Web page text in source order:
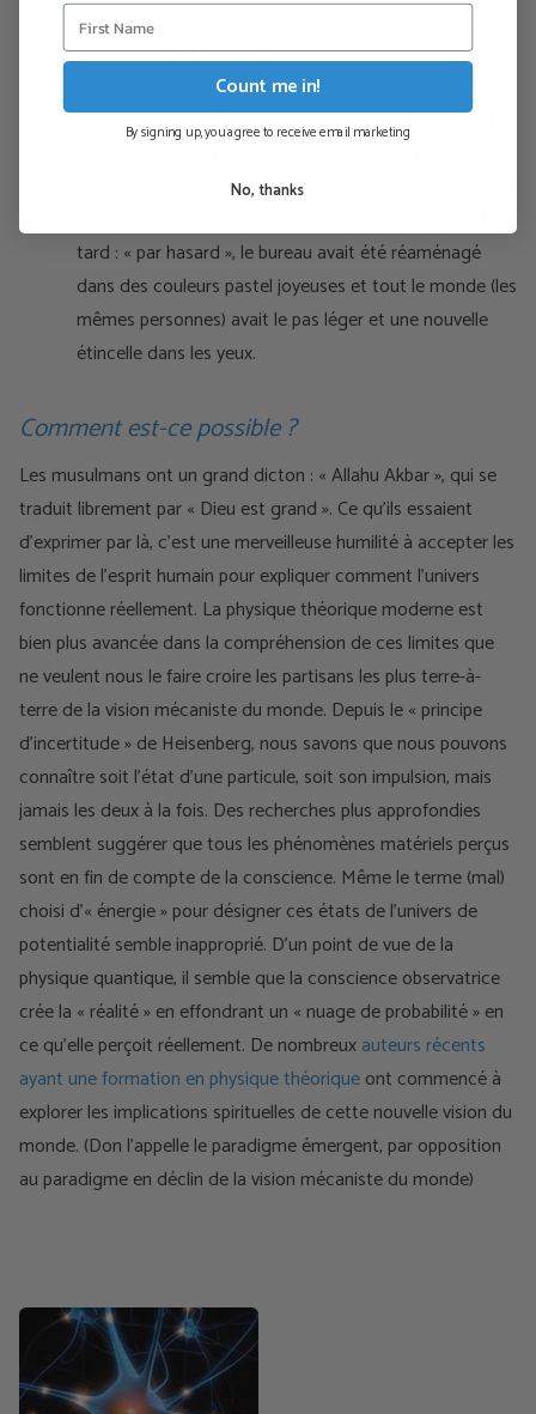
Un de mes amis travaillait dans un bureau en open
space pour une grande entreprise informatique. Les
bureaux et le mobilier étaient de couleurs ternes et
tout le monde semblait passer la journée à traîner les
dans le plancher surélevéet davantage d'orgonite dans
tard : « par hasard », le bureau avait été réaménagé
dans des couleurs pastel joyeuses et tout le monde (les
mêmes personnes) avait le pas léger et une nouvelle
étincelle dans les yeux.
Comment est-ce possible ?
Les musulmans ont un grand dicton : « Allahu Akbar », qui se
traduit librement par « Dieu est grand ». Ce qu’ils essaient
d’exprimer par là, c’est une merveilleuse humilité à accepter les
limites de l’esprit humain pour expliquer comment l’univers
fonctionne réellement. La physique théorique moderne est
bien plus avancée dans la compréhension de ces limites que
ne veulent nous le faire croire les partisans les plus terre-à-
terre de la vision mécaniste du monde. Depuis le « principe
d'incertitude » de Heisenberg, nous savons que nous pouvons
connaître soit l'état d'une particule, soit son impulsion, mais
jamais les deux à la fois. Des recherches plus approfondies
semblent suggérer que tous les phénomènes matériels perçus
sont en fin de compte de la conscience. Même le terme (mal)
choisi d'« énergie » pour désigner ces états de l'univers de
potentialité semble inapproprié. D'un point de vue de la
physique quantique, il semble que la conscience observatrice
crée la « réalité » en effondrant un « nuage de probabilité » en
ce qu'elle perçoit réellement. De nombreuxauteurs récents
ayant une formation en physique théoriqueont commencé à
explorer les implications spirituelles de cette nouvelle vision du
monde. (Don l'appelle le paradigme émergent, par opposition
au paradigme en déclin de la vision mécaniste du monde)
Count me in!
By signing up, you agree to receive email marketing
No, thanks